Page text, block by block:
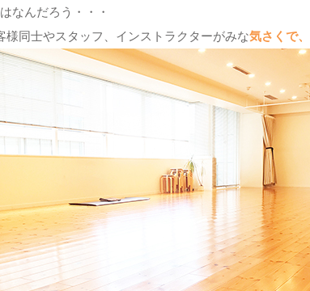
なんだろう・・・
様同士やスタッフ、インストラクターがみな気さくで